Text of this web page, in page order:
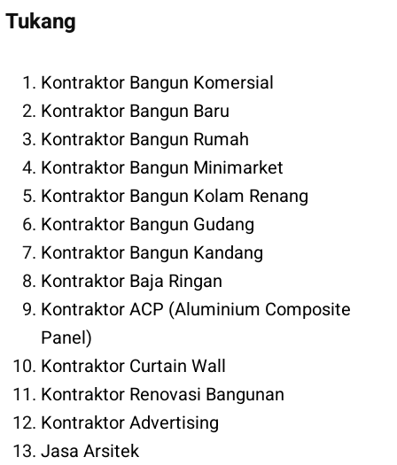
Tukang
Kontraktor Bangun Komersial
Kontraktor Bangun Baru
Kontraktor Bangun Rumah
Kontraktor Bangun Minimarket
Kontraktor Bangun Kolam Renang
Kontraktor Bangun Gudang
Kontraktor Bangun Kandang
Kontraktor Baja Ringan
Kontraktor ACP (Aluminium Composite
Panel)
Kontraktor Curtain Wall
Kontraktor Renovasi Bangunan
Kontraktor Advertising
Jasa Arsitek